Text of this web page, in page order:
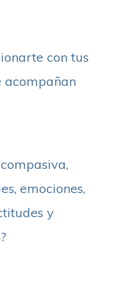
con tus
acompañan
emociones,
y